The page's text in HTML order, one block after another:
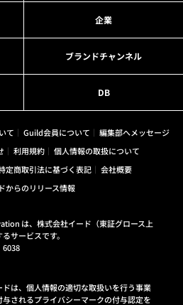
企業
ブランドチャンネル
DB
て Guild会員について
編集部へメッセージ
利用規約
個人情報の取扱について
定商取引法に基づく表記
会社概要
からのリリース情報
は、株式会社イード（東証グロース上
サービスです。
6038
ドは、個人情報の適切な取扱いを行う事業
されるプライバシーマークの付与認定を